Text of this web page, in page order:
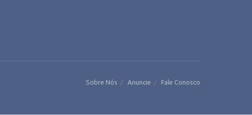
Sobre Nós Anuncie Fale Conosco